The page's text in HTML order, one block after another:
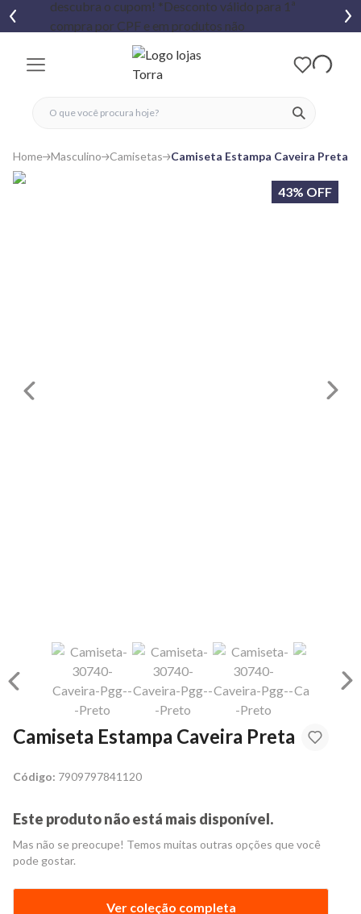
ver
fechar menu
fechar menu
favoritos
Home Masculino Camisetas Camiseta Estampa Caveira Preta
43% OFF
Camiseta Estampa Caveira Preta
Código: 7909797841120
Este produto não está mais disponível.
Mas não se preocupe! Temos muitas outras opções que você
pode gostar.
Ver coleção completa